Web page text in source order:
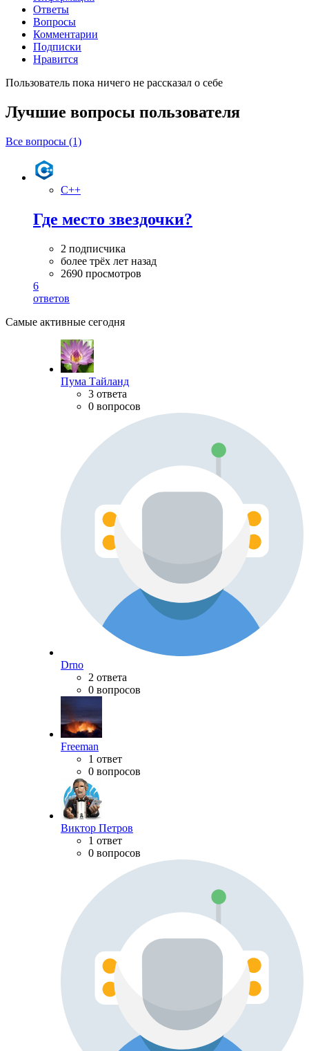
Ответы
Вопросы
Комментарии
Подписки
Нравится
Пользователь пока ничего не рассказал о себе
Лучшие вопросы пользователя
Все вопросы (1)
C++
Где место звездочки?
2 подписчика
более трёх лет назад
2690 просмотров
6
ответов
Самые активные сегодня
Пума Тайланд
3 ответа
0 вопросов
Drno
2 ответа
0 вопросов
Freeman
1 ответ
0 вопросов
Виктор Петров
1 ответ
0 вопросов